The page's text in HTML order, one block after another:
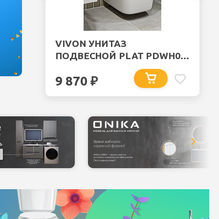
VIVON УНИТАЗ
ПОДВЕСНОЙ PLAT PDWH03
БЕЗОБОДКОВЫЙ С
БЫСТРОСЪЁМНЫЙМ
9 870 ₽